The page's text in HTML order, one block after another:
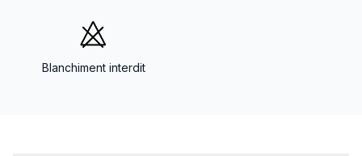
Blanchiment interdit